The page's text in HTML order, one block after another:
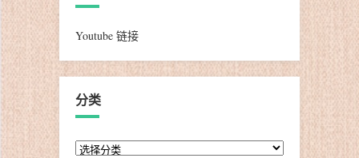
Youtube 链接
分类
分